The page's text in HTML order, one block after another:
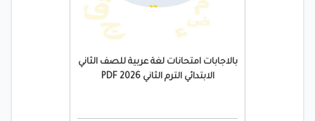
بالاجابات امتحانات لغة عربية للصف الثاني
الابتدائي الترم الثاني 2026 PDF